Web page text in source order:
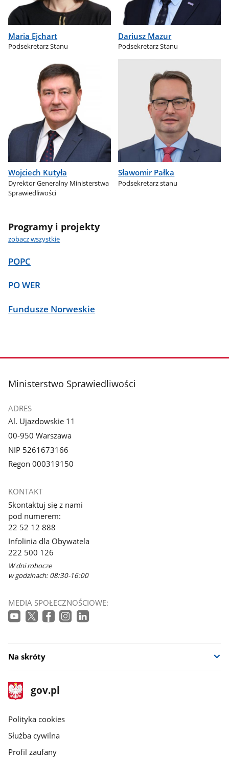
Maria Ejchart
Podsekretarz Stanu
Dariusz Mazur
Podsekretarz Stanu
Wojciech Kutyła
Dyrektor Generalny Ministerstwa
Sprawiedliwości
Sławomir Pałka
Podsekretarz stanu
Programy i projekty
zobacz wszystkie
POPC
PO WER
Fundusze Norweskie
stopka
Ministerstwo Sprawiedliwości
ADRES
Al. Ujazdowskie 11
00-950 Warszawa
NIP 5261673166
Regon 000319150
KONTAKT
Skontaktuj się z nami
pod numerem:
22 52 12 888
Infolinia dla Obywatela
222 500 126
W dni robocze
w godzinach: 08:30-16:00
MEDIA SPOŁECZNOŚCIOWE:
Na skróty
stopka
gov.pl
Strona
gov.pl
gov.pl
Polityka cookies
Służba cywilna
Profil zaufany